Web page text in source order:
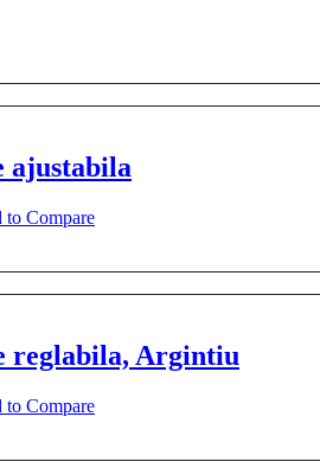
ajustabila
to Compare
reglabila, Argintiu
to Compare